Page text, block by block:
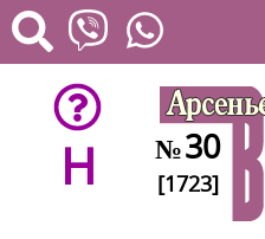
H №30
[1723]